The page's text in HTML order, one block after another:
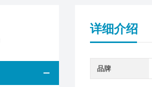
详细介绍
品牌